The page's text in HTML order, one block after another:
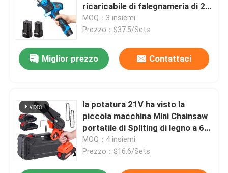
ricaricabile di falegnameria di 2
batterie
MOQ：3 insiemi
Prezzo：$37.5/Sets
Miglior prezzo Contattaci
la potatura 21V ha visto la
piccola macchina Mini Chainsaw
portatile di Spliting di legno a 6
pollici
MOQ：4 insiemi
Prezzo：$16.6/Sets